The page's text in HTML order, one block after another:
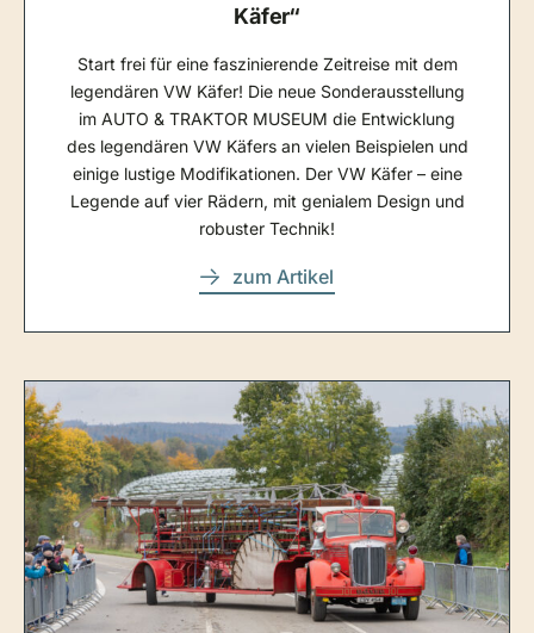
Käfer“
Start frei für eine faszinierende Zeitreise mit dem
legendären VW Käfer! Die neue Sonderausstellung
im AUTO & TRAKTOR MUSEUM die Entwicklung
des legendären VW Käfers an vielen Beispielen und
einige lustige Modifikationen. Der VW Käfer – eine
Legende auf vier Rädern, mit genialem Design und
robuster Technik!
zum Artikel